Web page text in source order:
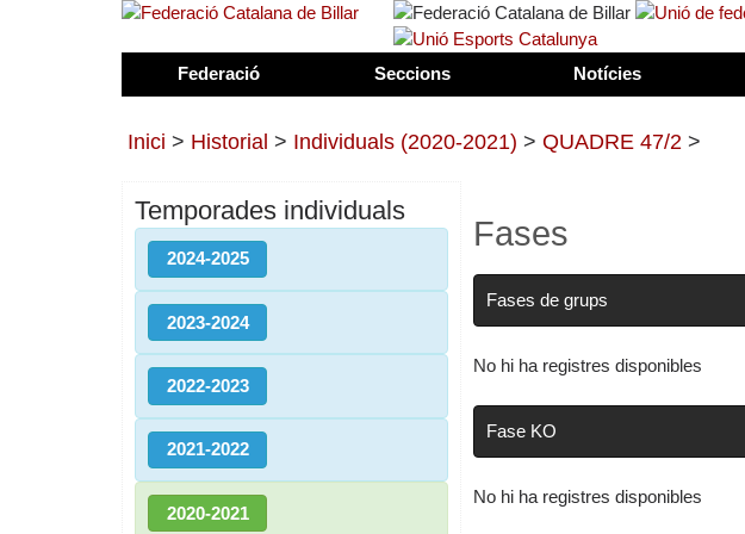
Federació Seccions Notícies
Inici > Historial > Individuals (2020-2021) > QUADRE 47/2 >
Temporades individuals
2024-2025
2023-2024
2022-2023
2021-2022
2020-2021
Fases
Fases de grups
No hi ha registres disponibles
Fase KO
No hi ha registres disponibles